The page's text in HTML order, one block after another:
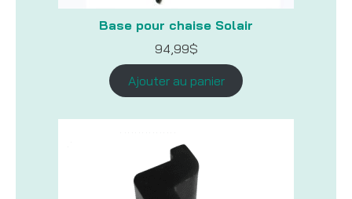
Base pour chaise Solair
94,99$
Ajouter au panier